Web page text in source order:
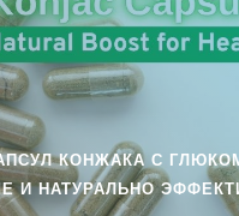
КОНЖАКА С
И НАТУРАЛЬНО